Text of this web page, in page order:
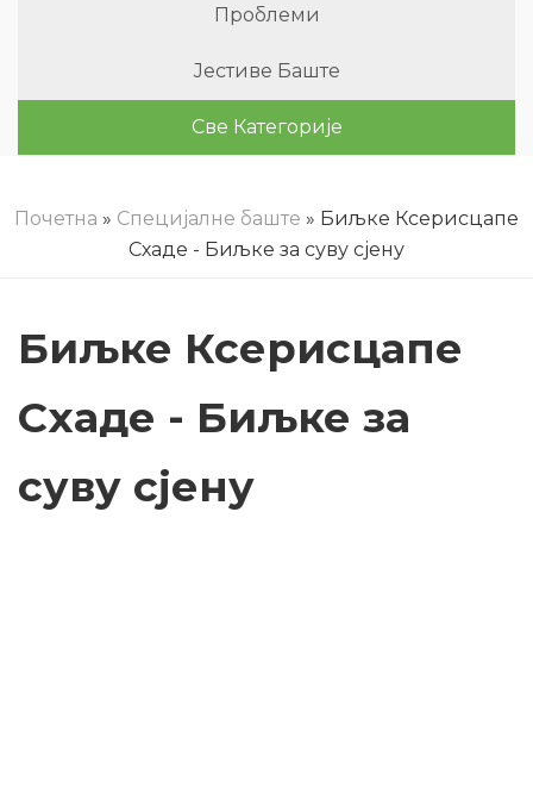
Проблеми
Јестиве Баште
Све Категорије
Почетна » Специјалне баште » Биљке Ксерисцапе
Схаде - Биљке за суву сјену
Биљке Ксерисцапе
Схаде - Биљке за
суву сјену